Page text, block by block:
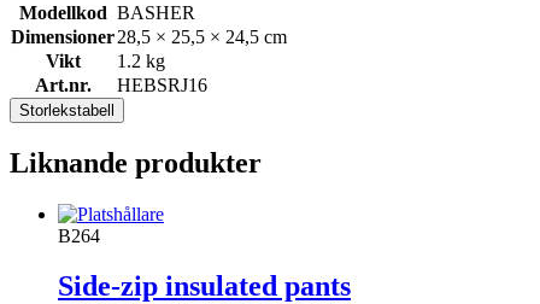
Modellkod BASHER
Dimensioner28,5 × 25,5 × 24,5 cm
Vikt
1.2 kg
Art.nr.
HEBSRJ16
Storlekstabell
Liknande produkter
B264
Side-zip insulated pants